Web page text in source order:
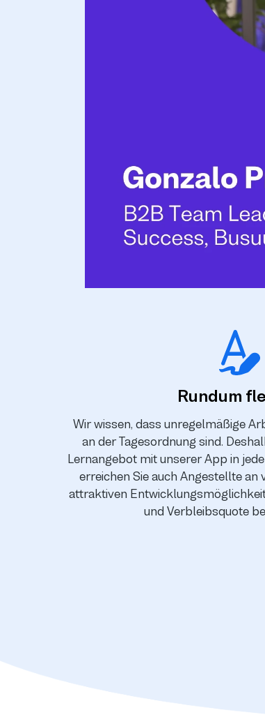
Rundum
Wir wissen, dass unregelmäßige
an der Tagesordnung sind.
Lernangebot mit unserer App in
erreichen Sie auch Angestellte
attraktiven
und Verbleibsquote